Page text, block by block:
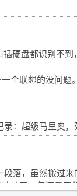
插硬盘都识别不
个联想的没问题
录：超级马里奥，
落，虽然搬过来
儿了，但还是不